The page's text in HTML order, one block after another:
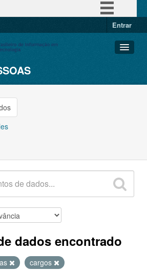
Entrar
dados encontrado
cargos